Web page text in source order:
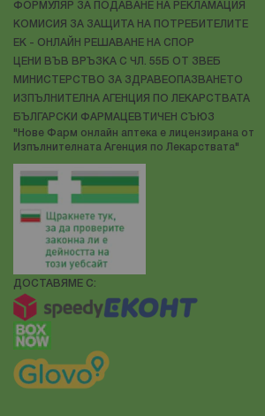
ФОРМУЛЯР ЗА ПОДАВАНЕ НА РЕКЛАМАЦИЯ
КОМИСИЯ ЗА ЗАЩИТА НА ПОТРЕБИТЕЛИТЕ
ЕК - ОНЛАЙН РЕШАВАНЕ НА СПОР
ЦЕНИ ВЪВ ВРЪЗКА С ЧЛ. 55Б ОТ ЗВЕБ
МИНИСТЕРСТВО ЗА ЗДРАВЕОПАЗВАНЕТО
ИЗПЪЛНИТЕЛНА АГЕНЦИЯ ПО ЛЕКАРСТВАТА
БЪЛГАРСКИ ФАРМАЦЕВТИЧЕН СЪЮЗ
"Нове Фарм онлайн аптека е лицензирана от
Изпълнителната Агенция по Лекарствата"
ДОСТАВЯМЕ С: